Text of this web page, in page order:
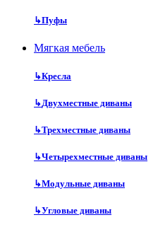
↳Пуфы
Мягкая мебель
↳Кресла
↳Двухместные диваны
↳Трехместные диваны
↳Четырехместные диваны
↳Модульные диваны
↳Угловые диваны